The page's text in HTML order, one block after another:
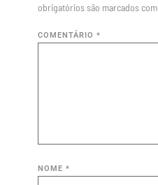
obrigatórios são marcados com
COMENTÁRIO *
NOME *